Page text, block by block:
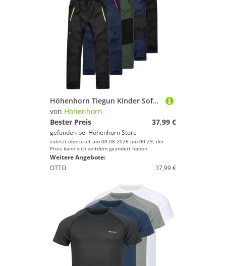
Höhenhorn Tiegun Kinder Softshellhose Jungen Mädchen Outdoorhose Gefüttert Sn... 140 Schwarz
von Höhenhorn
Bester Preis
37,99 €
gefunden bei Höhenhorn Store
zuletzt überprüft am 08.08.2026 um 00:29; der
Preis kann sich seitdem geändert haben.
Weitere Angebote:
OTTO
37,99 €